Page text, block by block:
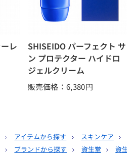
レ
SHISEIDO パーフェクト サ
ン プロテクター ハイドロ
ジェルクリーム
販売価格：6,380円
アイテムから探す スキンケア
ブランドから探す 資生堂 資生堂